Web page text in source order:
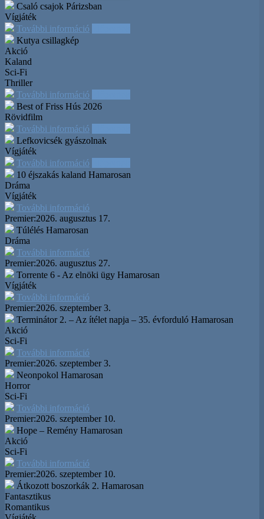
Csaló csajok Párizsban
Vígjáték
További információ
Kutya csillagkép
Akció
Kaland
Sci-Fi
Thriller
További információ
Best of Friss Hús 2026
Rövidfilm
További információ
Lefkovicsék gyászolnak
Vígjáték
További információ
10 éjszakás kaland Hamarosan
Dráma
Vígjáték
További információ
Premier:2026. augusztus 17.
Túlélés Hamarosan
Dráma
További információ
Premier:2026. augusztus 27.
Torrente 6 - Az elnöki ügy Hamarosan
Vígjáték
További információ
Premier:2026. szeptember 3.
Terminátor 2. – Az ítélet napja – 35. évforduló Hamarosan
Akció
Sci-Fi
További információ
Premier:2026. szeptember 3.
Neonpokol Hamarosan
Horror
Sci-Fi
További információ
Premier:2026. szeptember 10.
Hope – Remény Hamarosan
Akció
Sci-Fi
További információ
Premier:2026. szeptember 10.
Átkozott boszorkák 2. Hamarosan
Fantasztikus
Romantikus